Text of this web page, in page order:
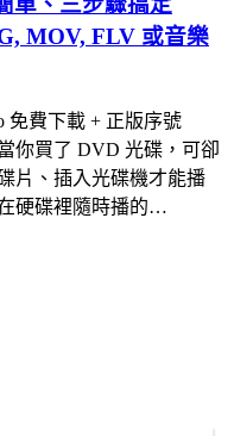
MOV, FLV 或音樂
免費下載 + 正版序號
你買了 DVD 光碟，可卻
片、插入光碟機才能播
硬碟裡隨時播的…